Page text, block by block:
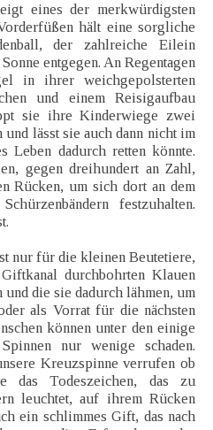
eines der merkwürdigsten
hält eine sorgliche
der zahlreiche Eilein
entgegen. An Regentagen
in ihrer weichgepolsterten
und einem Reisigaufbau
sie ihre Kinderwiege zwei
lässt sie auch dann nicht im
Leben dadurch retten könnte.
gegen dreihundert an Zahl,
Rücken, um sich dort an dem
festzuhalten.
nur für die kleinen Beutetiere,
durchbohrten Klauen
die sie dadurch lähmen, um
als Vorrat für die nächsten
können unter den einige
nur wenige schaden.
Kreuzspinne verrufen ob
Todeszeichen, das zu
leuchtet, auf ihrem Rücken
ein schlimmes Gift, das nach